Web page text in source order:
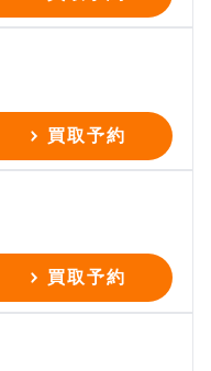
買取予約
買取予約